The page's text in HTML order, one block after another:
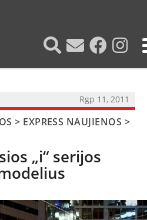
Rgp 11, 2011
> EXPRESS NAUJIENOS >
„i“ serijos